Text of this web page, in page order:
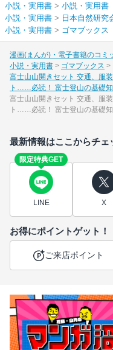
小説・実用書 > 小説・実用書
小説・実用書 > 日本自然研究
小説・実用書 > ゴマブックス
漫画(まんが)・電子書籍のコミ
小説・実用書
ゴマブックス
富士山山開きセット 交通、服
ト……必読！ 富士登山の基礎
富士山山開きセット 交通、服
ト……必読！ 富士登山の基礎
最新情報はここからチェ
限定特典GET
LINE X
お得にポイントゲット！
ご来店ポイント